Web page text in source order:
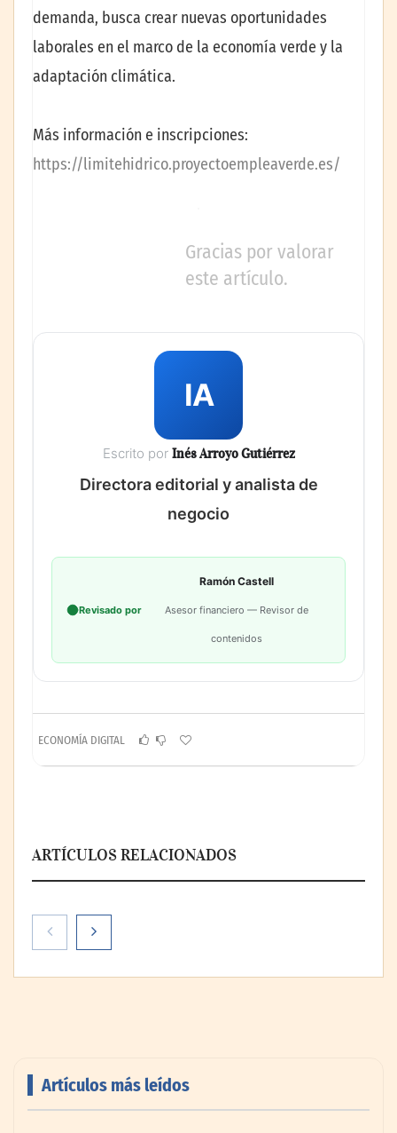
demanda, busca crear nuevas oportunidades
laborales en el marco de la economía verde y la
adaptación climática.
Más información e inscripciones:
https://limitehidrico.proyectoempleaverde.es/
Gracias por valorar
este artículo.
IA
Escrito por Inés Arroyo Gutiérrez
Directora editorial y analista de
negocio
Revisado por
Ramón Castell
Asesor financiero — Revisor de
contenidos
ECONOMÍA DIGITAL
ARTÍCULOS RELACIONADOS
Artículos más leídos